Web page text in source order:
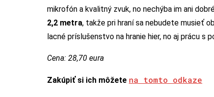
mikrofón a kvalitný zvuk, no nechýba im ani
2,2 metra, takže pri hraní sa nebudete musieť
lacné príslušenstvo na hranie hier, no aj prácu s
Cena: 28,70 eura
Zakúpiť si ich môžete na tomto odkaze